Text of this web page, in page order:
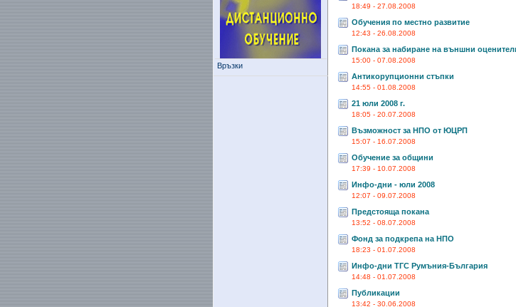
Връзки
18:49 - 27.08.2008
Обучения по местно развитие
12:43 - 26.08.2008
Покана за набиране на външни
15:00 - 07.08.2008
Антикорупционни стъпки
14:55 - 01.08.2008
21 юли 2008 г.
18:05 - 20.07.2008
Възможност за НПО от ЮЦРП
15:07 - 16.07.2008
Обучение за общини
17:39 - 10.07.2008
Инфо-дни - юли 2008
12:07 - 09.07.2008
Предстояща покана
13:52 - 08.07.2008
Фонд за подкрепа на НПО
18:23 - 01.07.2008
Инфо-дни ТГС Румъния-България
14:48 - 01.07.2008
Публикации
13:42 - 30.06.2008